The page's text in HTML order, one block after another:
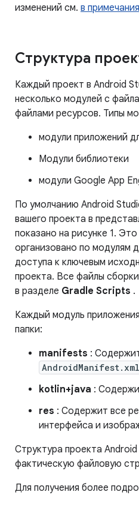
изменений см. в
Структура
Каждый проект в Android
несколько модулей с
файлами ресурсов. Типы
модули приложений
Модули библиотеки
модули Google App
По умолчанию Android
вашего проекта в
показано на рисунке 1.
организовано по модулям
доступа к ключевым
проекта. Все файлы
в разделе Gradle Scripts .
Каждый модуль
папки:
manifests :
AndroidManifest.xml
kotlin+java :
res : Содержит все
интерфейса и
Структура проекта
фактическую файловую
Для получения более